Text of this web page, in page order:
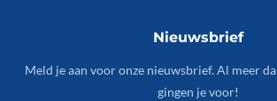
Nieuwsbrief
Meld je aan voor onze nieuwsbrief. Al meer
gingen je voor!